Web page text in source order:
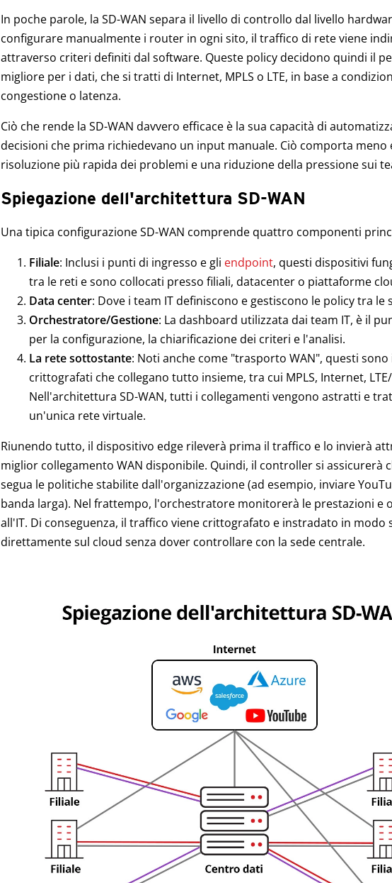
In poche parole, la SD-WAN separa il livello di controllo dal livello
configurare manualmente i router in ogni sito, il traffico di rete viene
attraverso criteri definiti dal software. Queste policy decidono quindi il
migliore per i dati, che si tratti di Internet, MPLS o LTE, in base a
congestione o latenza.
Ciò che rende la SD-WAN davvero efficace è la sua capacità di
decisioni che prima richiedevano un input manuale. Ciò comporta meno
risoluzione più rapida dei problemi e una riduzione della pressione sui
Spiegazione dell'architettura SD-WAN
Una tipica configurazione SD-WAN comprende quattro componenti
Filiale: Inclusi i punti di ingresso e gli endpoint, questi dispositivi
tra le reti e sono collocati presso filiali, datacenter o piattaforme
Data center: Dove i team IT definiscono e gestiscono le policy tra le
Orchestratore/Gestione: La dashboard utilizzata dai team IT, è il
per la configurazione, la chiarificazione dei criteri e l'analisi.
La rete sottostante: Noti anche come "trasporto WAN", questi
crittografati che collegano tutto insieme, tra cui MPLS, Internet, LTE/
Nell'architettura SD-WAN, tutti i collegamenti vengono astratti e
un'unica rete virtuale.
Riunendo tutto, il dispositivo edge rileverà prima il traffico e lo invierà
miglior collegamento WAN disponibile. Quindi, il controller si assicurerà
segua le politiche stabilite dall'organizzazione (ad esempio, inviare
banda larga). Nel frattempo, l'orchestratore monitorerà le prestazioni e
all'IT. Di conseguenza, il traffico viene crittografato e instradato in modo
direttamente sul cloud senza dover controllare con la sede centrale.